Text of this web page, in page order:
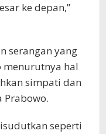
ke depan,”
serangan yang
hal
simpati dan
Prabowo.
seperti